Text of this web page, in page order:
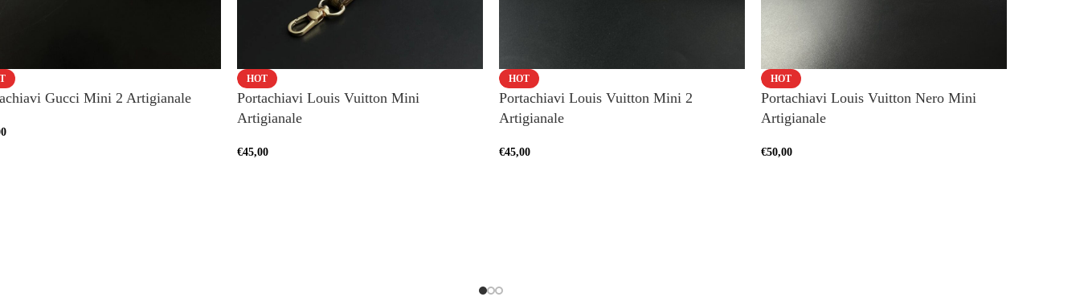
Gucci Mini 2 Artigianale
HOT
Portachiavi Louis Vuitton Mini
Artigianale
€45,00
HOT
Portachiavi Louis Vuitton Mini 2
Artigianale
€45,00
HOT
Portachiavi Louis Vuitton Nero Mini
Artigianale
€50,00